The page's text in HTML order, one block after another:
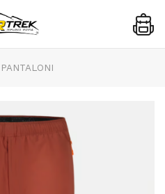
PANTALONI